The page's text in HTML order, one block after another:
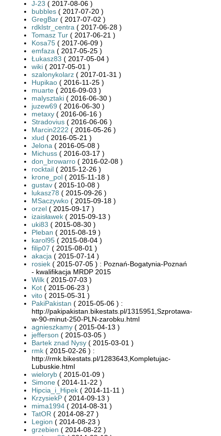
J-23 ( 2017-08-06 )
bubbles ( 2017-07-20 )
GregBar ( 2017-07-02 )
rdklstr_centra ( 2017-06-28 )
Tomasz Tur ( 2017-06-21 )
Kosa75 ( 2017-06-09 )
emfaza ( 2017-05-25 )
Łukasz83 ( 2017-05-04 )
wiki ( 2017-05-01 )
szalonykolarz ( 2017-01-31 )
Hupikao ( 2016-11-25 )
muarte ( 2016-09-03 )
malysztaki ( 2016-06-30 )
juzew69 ( 2016-06-30 )
metaxy ( 2016-06-16 )
Stradovius ( 2016-06-06 )
Marcin2222 ( 2016-05-26 )
xlud ( 2016-05-21 )
Jelona ( 2016-05-08 )
Michuss ( 2016-03-17 )
don_browarro ( 2016-02-08 )
rocktail ( 2015-12-26 )
krone_pol ( 2015-11-18 )
gustav ( 2015-10-08 )
lukasz78 ( 2015-09-26 )
MSaczywko ( 2015-09-18 )
orzel ( 2015-09-17 )
izaisławek ( 2015-09-13 )
uki83 ( 2015-08-30 )
Pleban ( 2015-08-19 )
karol95 ( 2015-08-04 )
filip07 ( 2015-08-01 )
akacja ( 2015-07-14 )
rosiek ( 2015-07-05 ) : Poznań-Bogatynia-Poznań
- kwalifikacja MRDP 2015
Wilk ( 2015-07-03 )
Kot ( 2015-06-23 )
vito ( 2015-05-31 )
PakiPakistan ( 2015-05-06 ) :
http://pakipakistan.bikestats.pl/1315951,Szprotawa-
w-90-minut-250-PLN-zarobku.html
agnieszkamy ( 2015-04-13 )
jefferson ( 2015-03-05 )
Bartek znad Nysy ( 2015-03-01 )
rmk ( 2015-02-26 ) :
http://rmk.bikestats.pl/1283643,Kompletujac-
Lubuskie.html
wieloryb ( 2015-01-09 )
Simone ( 2014-11-22 )
Hipcia_i_Hipek ( 2014-11-11 )
KrzysiekP ( 2014-09-13 )
mima1994 ( 2014-08-31 )
TatOR ( 2014-08-27 )
Legion ( 2014-08-23 )
grzebien ( 2014-08-22 )